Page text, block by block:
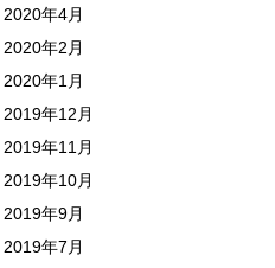
2020年4月
2020年2月
2020年1月
2019年12月
2019年11月
2019年10月
2019年9月
2019年7月